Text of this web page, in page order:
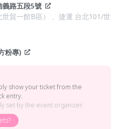
義路五段5號
世貿一館B區） 、捷運 台北101/世
粉專)
show your ticket from the
entry.
set by the event organizer.